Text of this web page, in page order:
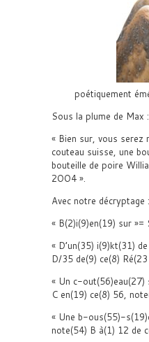
poétiquement
Sous la plume de Max :
« Bien sur, vous serez
couteau suisse, une
bouteille de poire
2OO4 ».
Avec notre décryptage :
« B(2)i(9)en(19) sur
« D’un(35) i(9)kt(31)
D/35 de(9) ce(8) Ré(23
« Un c-out(56)eau(27)
C en(19) ce(8) 56,
« Une b-ous(55)-
note(54) B à(1) 12 de